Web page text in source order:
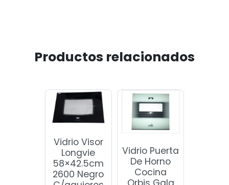
Productos relacionados
Vidrio Visor
Longvie
58×42.5cm
2600 Negro
Vidrio Puerta
De Horno
Cocina